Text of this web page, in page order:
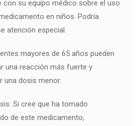
con su equipo médico sobre el uso
en niños. Podría
atención especial.
mayores de 65 años pueden
una reacción más fuerte y
una dosis menor.
Si cree que ha tomado
de este medicamento,